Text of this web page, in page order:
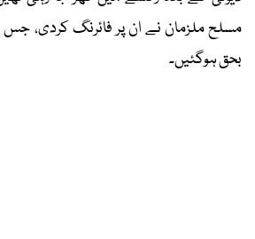
مسلح ملزمان نے ان پر فائرنگ کردی،
بحق ہوگئیں۔